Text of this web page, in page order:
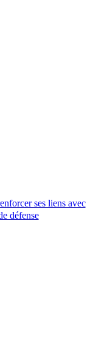
ses liens avec
défense